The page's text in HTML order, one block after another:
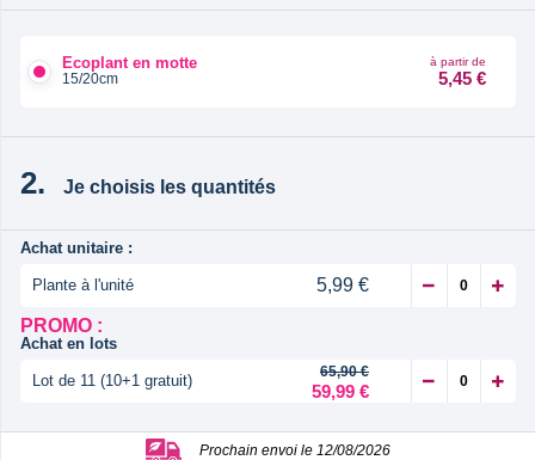
Ecoplant en motte
15/20cm
à partir de
5,45 €
Je choisis les quantités
Achat unitaire :
Plante à l'unité
5,99 €
PROMO :
Achat en lots
Lot de 11 (10+1 gratuit) 65,90 €
59,99 €
Prochain envoi le 12/08/2026